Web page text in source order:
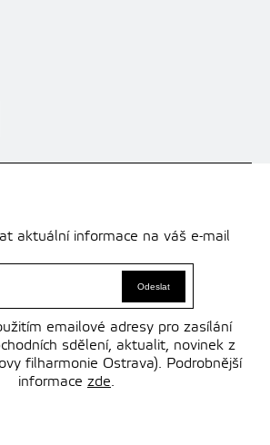
aktuální informace na váš e-mail
emailové adresy pro zasílání
sdělení, aktualit, novinek z
filharmonie Ostrava). Podrobnější
informace zde.